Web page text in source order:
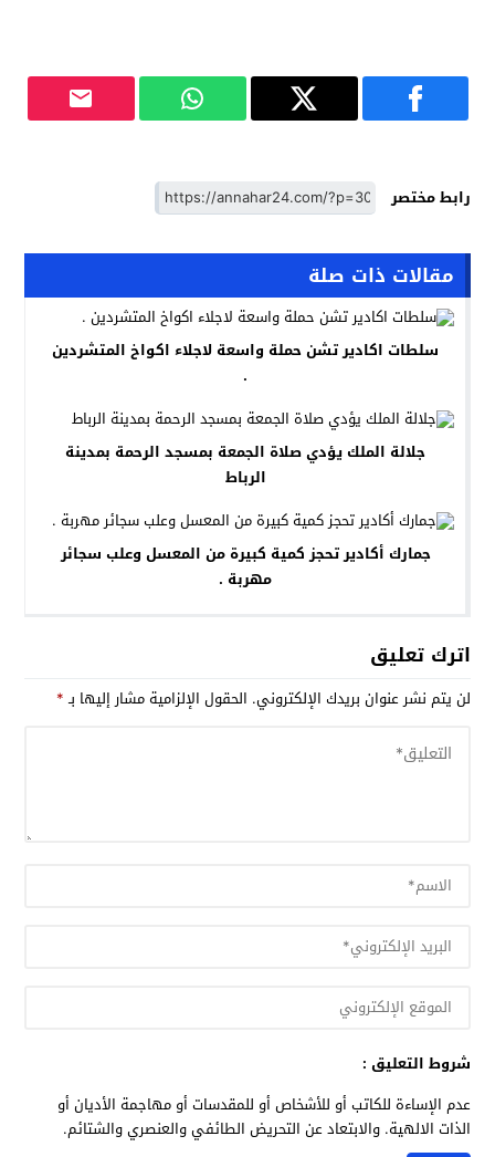
رابط مختصر
مقالات ذات صلة
سلطات اكادير تشن حملة واسعة لاجلاء اكواخ المتشردين
.
جلالة الملك يؤدي صلاة الجمعة بمسجد الرحمة بمدينة
الرباط
جمارك أكادير تحجز كمية كبيرة من المعسل وعلب سجائر
مهربة .
اترك تعليق
لن يتم نشر عنوان بريدك الإلكتروني. الحقول الإلزامية مشار إليها بـ*
شروط التعليق :
عدم الإساءة للكاتب أو للأشخاص أو للمقدسات أو مهاجمة الأديان أو
الذات الالهية. والابتعاد عن التحريض الطائفي والعنصري والشتائم.